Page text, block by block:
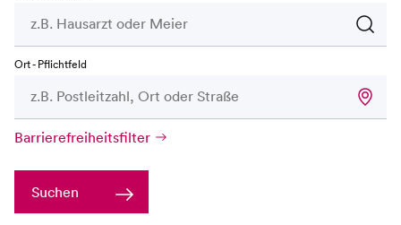
Ort - Pflichtfeld
Barrierefreiheitsfilter
Suchen